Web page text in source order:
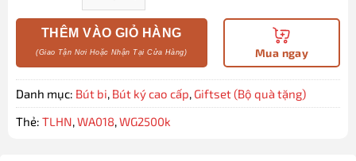
THÊM VÀO GIỎ HÀNG
Mua ngay
Danh mục: Bút bi, Bút ký cao cấp, Giftset (Bộ quà tặng)
Thẻ: TLHN,WA018,WG2500k